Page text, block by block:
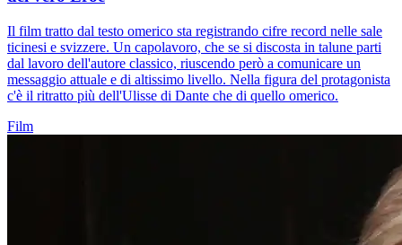
Il film tratto dal testo omerico sta registrando cifre record nelle sale
ticinesi e svizzere. Un capolavoro, che se si discosta in talune parti
dal lavoro dell'autore classico, riuscendo però a comunicare un
messaggio attuale e di altissimo livello. Nella figura del protagonista
c'è il ritratto più dell'Ulisse di Dante che di quello omerico.
Film